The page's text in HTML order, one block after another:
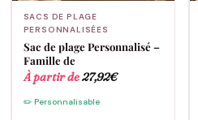
SACS DE PLAGE
PERSONNALISÉES
Sac de plage Personnalisé –
Famille de
À partir de27,92€
✏️ Personnalisable